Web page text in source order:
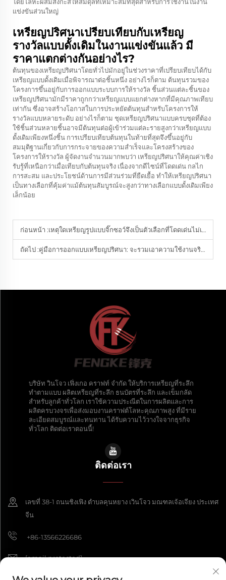
แข่งขันส่วนใหญ่
เหรียญปริศนาเปรียบเทียบกับเหรียญ
รางวัลแบบดั้งเดิมในงานแข่งขันแล้ว มี
ราคาแตกต่างกันอย่างไร?
ต้นทุนของเหรียญปริศนาโดยทั่วไปมักอยู่ในช่วงราคาที่เปรียบเทียบได้กับ
เหรียญแบบดั้งเดิมเมื่อพิจารณาต่อชิ้นหนึ่ง อย่างไรก็ตาม ต้นทุนรวมของ
โครงการขึ้นอยู่กับการออกแบบระบบการให้รางวัล ชิ้นส่วนแต่ละชิ้นของ
เหรียญปริศนามักมีราคาถูกกว่าเหรียญแบบแยกต่างหากที่มีคุณภาพเทียบ
เท่ากัน ซึ่งอาจสร้างโอกาสในการประหยัดต้นทุนสำหรับโครงการให้
รางวัลแบบหลายระดับ อย่างไรก็ตาม ชุดเหรียญปริศนาแบบครบชุดที่ต้อง
ใช้ชิ้นส่วนหลายชิ้นอาจมีต้นทุนต่อผู้เข้าร่วมแต่ละรายสูงกว่าเหรียญแบบ
ดั้งเดิมเพียงหนึ่งชิ้น การเปรียบเทียบต้นทุนในท้ายที่สุดจึงขึ้นอยู่กับ
สมมุติฐานเกี่ยวกับการกระจายของความสำเร็จและโครงสร้างของ
โครงการให้รางวัล ผู้จัดงานจำนวนมากพบว่า เหรียญปริศนาให้คุณค่าเชิง
รับรู้ที่เหนือกว่าเมื่อเทียบกับต้นทุนจริง เนื่องจากดีไซน์ที่โดดเด่น กลไก
การสะสม และประโยชน์ด้านการมีส่วนร่วมที่ยืดเยื้อ ทำให้เหรียญปริศนา
เป็นทางเลือกที่คุ้มค่าแม้ต้นทุนสัมบูรณ์จะสูงกว่าทางเลือกแบบดั้งเดิมเพียง
เล็กน้อย
ก่อนหน้า :เหตุใดเหรียญรูปแบบจิ๊กซอว์จึงเป็นตัวเลือกที่โดดเด่นไม่เหมือนใครสำหรับรางวัลด้านกีฬา?
ถัดไป :คู่มือการออกแบบเหรียญปริศนา: จะรวมเอาความใช้งานจริงและสไตล์เข้าด้วยกันอย่างไร?
บริษัท วินโจว เฟิ่งเกอ คราฟท์ จำกัด ให้บริการเหรียญที่ระลึก
ทำตามแบบ ผลิตเหรียญที่ระลึก ธนบัตรที่ระลึก และเข็มกลัด
สำหรับลูกค้าทั่วโลก เราใช้ความประณีตในการผลิตและการ
ผลิตครบวงจรเพื่อส่งมอบงานคราฟต์โลหะคุณภาพสูง ที่มีราย
ละเอียดสมบูรณ์และทนทาน ได้รับความไว้วางใจจากธุรกิจ
ทั่วโลก ติดต่อเราตอนนี้!
ติดต่อเรา
เลขที่ 38-1 ถนนชิงเฟิง ตำบลคุนหยาง เวินโจว มณฑลเจ้อเจียง ประเทศ
จีน
+86-13566226686
[email protected]